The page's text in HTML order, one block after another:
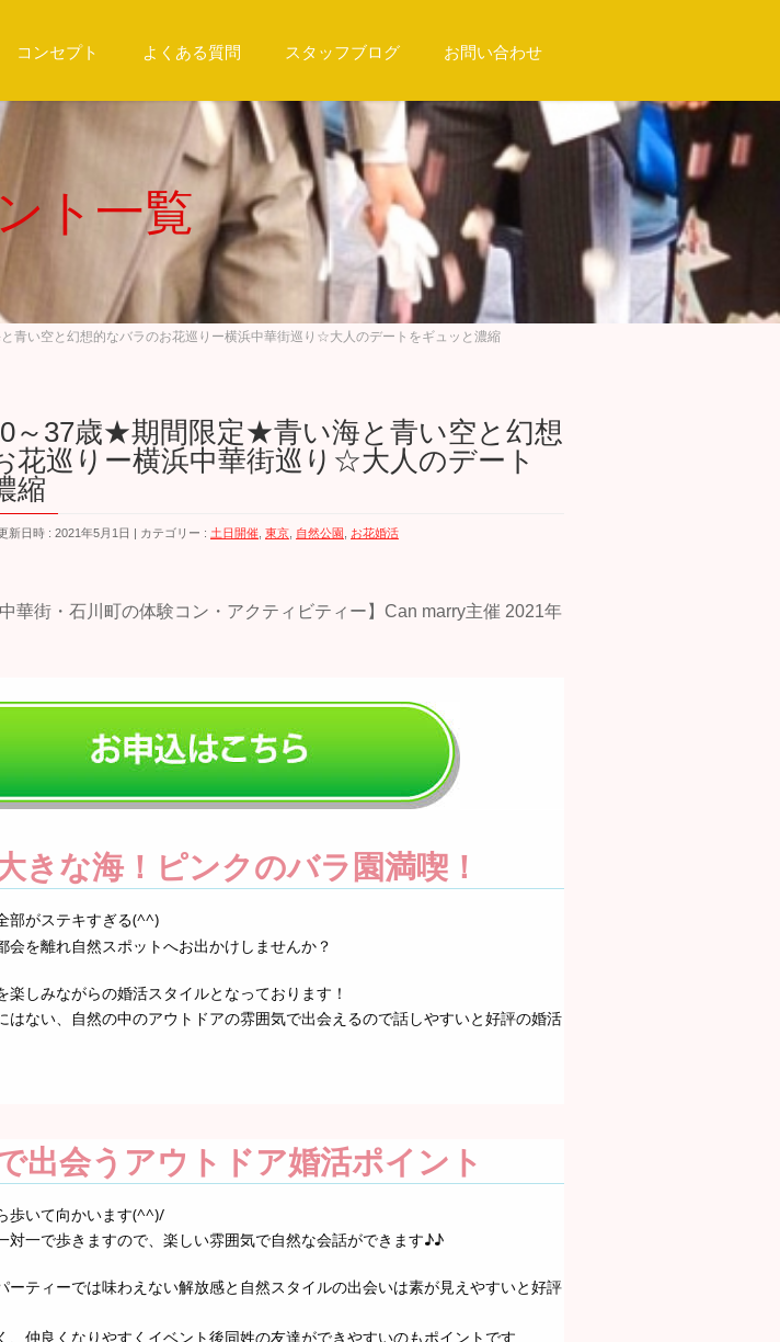
コンセプト よくある質問 スタッフブログ お問い合わせ
ト一覧
青い空と幻想的なバラのお花巡りー横浜中華街巡り☆大人のデートをギュッと濃縮
～37歳★期間限定★青い海と青い空と幻想
花巡りー横浜中華街巡り☆大人のデート
縮
新日時 : 2021年5月1日 カテゴリー : 土日開催 東京 自然公園 お花婚活
きな海！ピンクのバラ園満喫！
部がステキすぎる(^^)
会を離れ自然スポットへお出かけしませんか？
楽しみながらの婚活スタイルとなっております！
はない、自然の中のアウトドアの雰囲気で出会えるので話しやすいと好評の婚活
出会うアウトドア婚活ポイント
歩いて向かいます(^^)/
対一で歩きますので、楽しい雰囲気で自然な会話ができます♪♪
ーティーでは味わえない解放感と自然スタイルの出会いは素が見えやすいと好評
、仲良くなりやすくイベント後同姓の友達ができやすいのもポイントです